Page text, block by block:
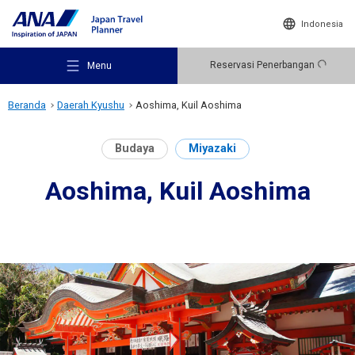
Indonesia
Menu Reservasi Penerbangan
Rekomendasi Tempat Wisata
Destinasi Wisata
Beranda Daerah Kyushu Aoshima, Kuil Aoshima
Budaya Miyazaki
Aoshima, Kuil Aoshima